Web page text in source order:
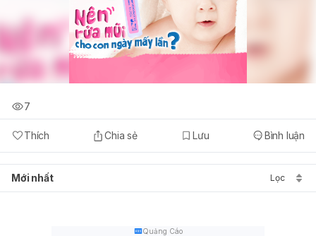
Thích Chia sẻ Lưu Bình luận
7
Mới nhất Lọc
Quảng Cáo